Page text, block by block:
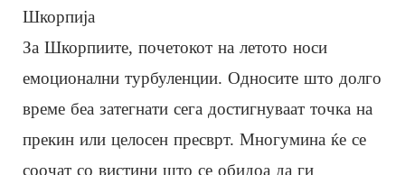
Шкорпија
За Шкорпиите, почетокот на летото носи
емоционални турбуленции. Односите што долго
време беа затегнати сега достигнуваат точка на
прекин или целосен пресврт. Многумина ќе се
соочат со вистини што се обидоа да ги